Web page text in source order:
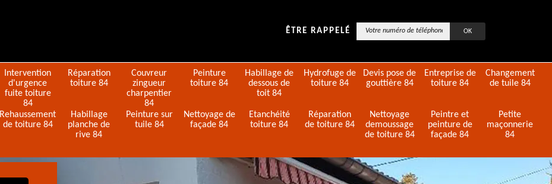
ÊTRE RAPPELÉ
Intervention
d'urgence
fuite toiture
84
Réparation
toiture 84
Couvreur
zingueur
charpentier
84
Peinture
toiture 84
Habillage de
dessous de
toit 84
Hydrofuge de
toiture 84
Devis pose de
gouttière 84
Entreprise de
toiture 84
Changement
de tuile 84
Rehaussement
de toiture 84
Habillage
planche de
rive 84
Peinture sur
tuile 84
Nettoyage de
façade 84
Etanchéité
toiture 84
Réparation
de toiture 84
Nettoyage
demoussage
de toiture 84
Peintre et
peinture de
façade 84
Petite
maçonnerie
84